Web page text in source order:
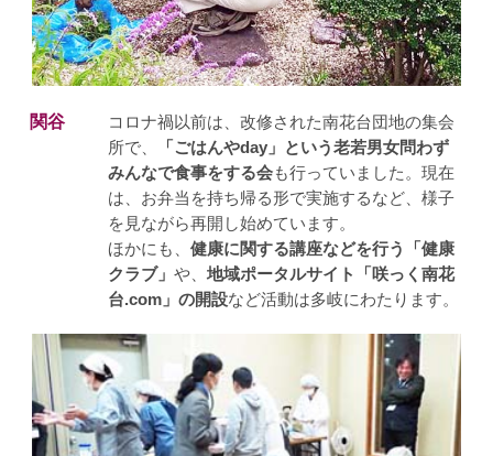
関谷
コロナ禍以前は、改修された南花台団地の集会
所で、
「ごはんやday」という老若男女問わず
みんなで食事をする会も行っていました。現在
は、お弁当を持ち帰る形で実施するなど、様子
を見ながら再開し始めています。
ほかにも、健康に関する講座などを行う「健康
クラブ」や、地域ポータルサイト「咲っく南花
台.com」の開設など活動は多岐にわたります。